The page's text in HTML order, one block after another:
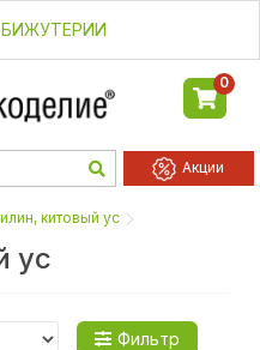
0
Акции
китовый ус
ус
Фильтр